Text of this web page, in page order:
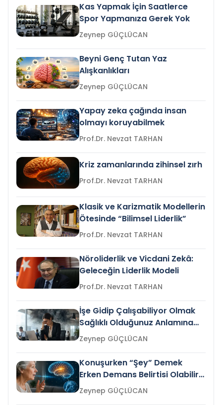
Kas Yapmak İçin Saatlerce
Spor Yapmanıza Gerek Yok
Zeynep GÜÇLÜCAN
Beyni Genç Tutan Yaz
Alışkanlıkları
Zeynep GÜÇLÜCAN
Yapay zeka çağında insan
olmayı koruyabilmek
Prof.Dr. Nevzat TARHAN
Kriz zamanlarında zihinsel zırh
Prof.Dr. Nevzat TARHAN
Klasik ve Karizmatik Modellerin
Ötesinde “Bilimsel Liderlik”
Prof.Dr. Nevzat TARHAN
Nöroliderlik ve Vicdani Zekâ:
Geleceğin Liderlik Modeli
Prof.Dr. Nevzat TARHAN
İşe Gidip Çalışabiliyor Olmak
Sağlıklı Olduğunuz Anlamına
Gelir mi?Zeynep GÜÇLÜCAN
Konuşurken “Şey” Demek
Erken Demans Belirtisi Olabilir
mi?
Zeynep GÜÇLÜCAN